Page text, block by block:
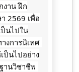
งาน ฝึก
2569 เพื่อ
ป็นไปใน
งการนิเทศ
ป็นไปอย่าง
านวิชาชีพ